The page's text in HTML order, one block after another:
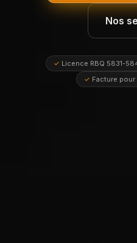
Nos
✓ Licence RBQ 5831-
✓ Facture